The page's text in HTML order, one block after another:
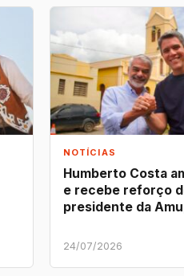
NOTÍCIAS
Humberto Costa
e recebe reforço
presidente da
24/07/2026